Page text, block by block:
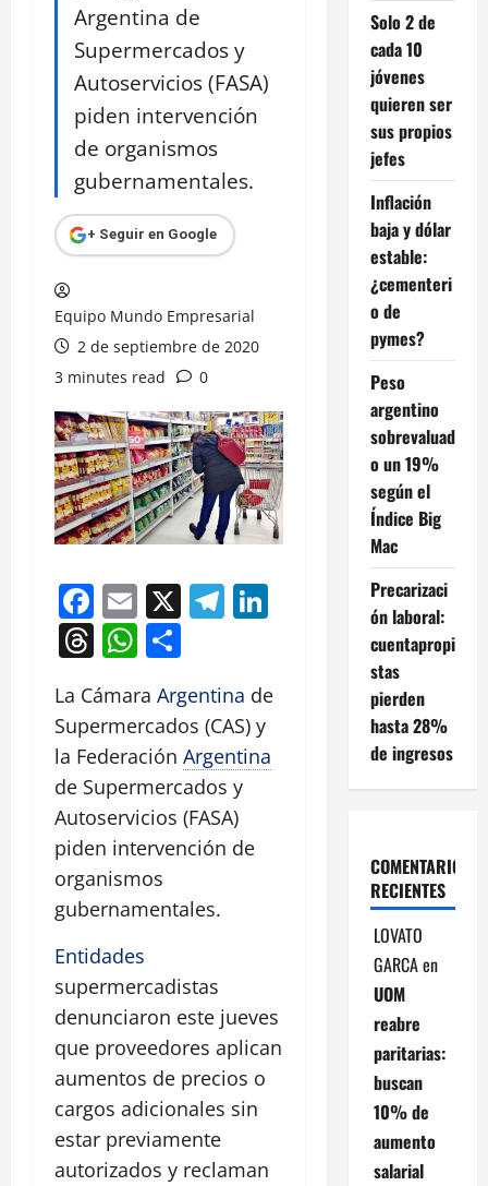
Argentina de
Supermercados y
Autoservicios (FASA)
piden intervención
de organismos
gubernamentales.
+ Seguir en Google
Equipo Mundo Empresarial
2 de septiembre de 2020
3 minutes read
0
Facebook
Email
X Telegram
LinkedIn
Threads
WhatsApp
La Cámara Argentina de
Supermercados (CAS) y
la Federación Argentina
de Supermercados y
Autoservicios (FASA)
piden intervención de
organismos
gubernamentales.
Entidades
supermercadistas
denunciaron este jueves
que proveedores aplican
aumentos de precios o
cargos adicionales sin
estar previamente
autorizados y reclaman
Solo 2 de
cada 10
jóvenes
quieren ser
sus propios
jefes
Inflación
baja y dólar
estable:
¿cementeri
o de
pymes?
Peso
argentino
sobrevaluad
o un 19%
según el
Índice Big
Mac
Precarizaci
ón laboral:
cuentapropi
stas
pierden
hasta 28%
de ingresos
COMENTARIOS
RECIENTES
LOVATO
GARCAen
UOM
reabre
paritarias:
buscan
10% de
aumento
salarial